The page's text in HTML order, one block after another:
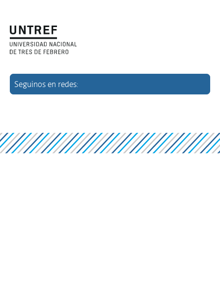
Seguinos en redes: